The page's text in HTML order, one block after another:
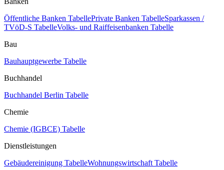
Öffentliche Banken TabellePrivate Banken TabelleSparkassen /
TVöD-S TabelleVolks- und Raiffeisenbanken Tabelle
Bau
Bauhauptgewerbe Tabelle
Buchhandel
Buchhandel Berlin Tabelle
Chemie
Chemie (IGBCE) Tabelle
Dienstleistungen
Gebäudereinigung TabelleWohnungswirtschaft Tabelle